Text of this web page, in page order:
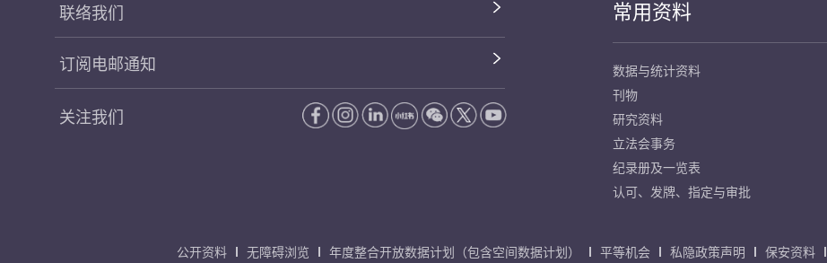
联络我们
订阅电邮通知
关注我们
常用资料
数据与统计资料
刊物
研究资料
立法会事务
纪录册及一览表
认可、发牌、指定与审批
公开资料 无障碍浏览 年度整合开放数据计划（包含空间数据计划） 平等机会 私隐政策声明 保安资料